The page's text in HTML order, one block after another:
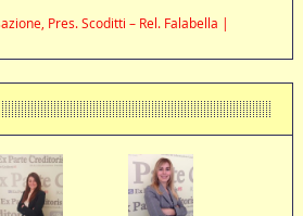
Pres. Scoditti – Rel. Falabella |